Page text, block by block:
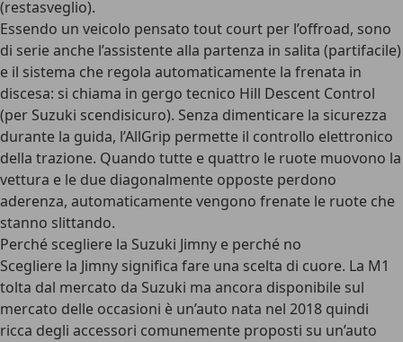
(restasveglio).
Essendo un veicolo pensato tout court per l’offroad, sono
di serie anche l’assistente alla partenza in salita (partifacile)
e il sistema che regola automaticamente la frenata in
discesa: si chiama in gergo tecnico Hill Descent Control
(per Suzuki scendisicuro). Senza dimenticare la sicurezza
durante la guida, l’AllGrip permette il controllo elettronico
della trazione. Quando tutte e quattro le ruote muovono la
vettura e le due diagonalmente opposte perdono
aderenza, automaticamente vengono frenate le ruote che
stanno slittando.
Perché scegliere la Suzuki Jimny e perché no
Scegliere la Jimny significa fare una scelta di cuore. La M1
tolta dal mercato da Suzuki ma ancora disponibile sul
mercato delle occasioni è un’auto nata nel 2018 quindi
ricca degli accessori comunemente proposti su un’auto